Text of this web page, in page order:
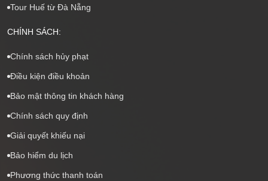
Tour Huế từ Đà Nẵng
CHÍNH SÁCH:
Chính sách hủy phạt
Điều kiện điều khoản
Bảo mật thông tin khách hàng
Chính sách quy định
Giải quyết khiếu nại
Bảo hiểm du lịch
Phương thức thanh toán